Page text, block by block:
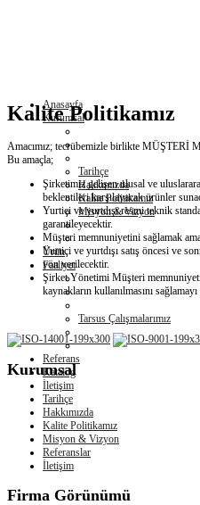
Anasayfa
Kurumsal
Tarihçe
Hakkımızda
Kalite Politikamız
Misyon & Vizyon
Ürün
Faaliyet
Tarsus Çalışmalarımız
Referans
Katalog
İletişim
Kalite Politikamız
Amacımız; tecrübemizle birlikte
Bu amaçla;
Şirketimiz gelişen ulusal ve
beklentileri karşılayacak ürünler
Yurtiçi ve yurtdışı resmi teknik
garantileyecektir.
Müşteri memnuniyetini sağlamak
Yurtiçi ve yurtdışı satış öncesi ve
yön verilecektir.
Şirket Yönetimi Müşteri
kaynakların kullanılmasını
Kurumsal
Tarihçe
Hakkımızda
Kalite Politikamız
Misyon & Vizyon
Referanslar
İletişim
Firma Görünümü